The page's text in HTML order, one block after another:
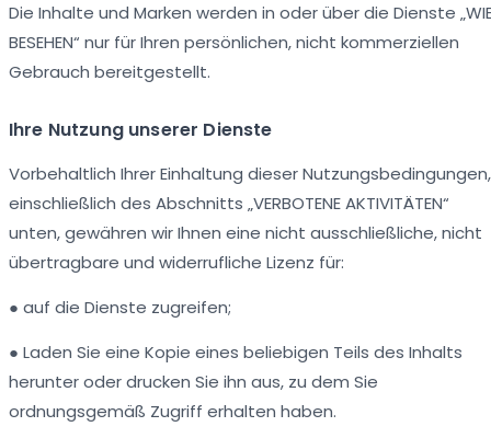
Die Inhalte und Marken werden in oder über die Dienste
BESEHEN“ nur für Ihren persönlichen, nicht kommerziellen
Gebrauch bereitgestellt.
Ihre Nutzung unserer Dienste
Vorbehaltlich Ihrer Einhaltung dieser Nutzungsbedingungen,
einschließlich des Abschnitts „VERBOTENE AKTIVITÄTEN“
unten, gewähren wir Ihnen eine nicht ausschließliche, nicht
übertragbare und widerrufliche Lizenz für:
● auf die Dienste zugreifen;
● Laden Sie eine Kopie eines beliebigen Teils des Inhalts
herunter oder drucken Sie ihn aus, zu dem Sie
ordnungsgemäß Zugriff erhalten haben.